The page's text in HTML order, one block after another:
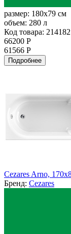
размер: 180x79 см
объем: 280 л
Код товара: 214182
66200 Р
61566 Р
Подробнее
Cezares Arno,
Бренд: Cezares